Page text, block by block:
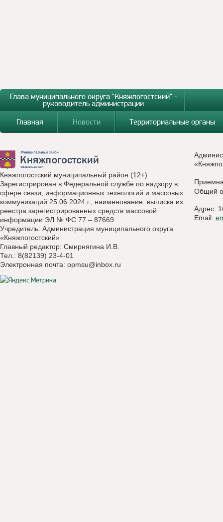
Глава муниципального округа "Княжпогостский" -
руководитель администрации
Главная
Новости Территориальные органы
Княжпогостский муниципальный район (12+)
Зарегистрирован в Федеральной службе по надзору в
сфере связи, информационных технологий и массовых
коммуникаций 25.06.2024 г., наименование: выписка из
реестра зарегистрированных средств массовой
информации ЭЛ № ФС 77 – 87669
Учредитель: Администрация муниципального округа
«Княжпогостский»
Главный редактор: Смирнягина И.В.
Тел.: 8(82139) 23-4-01
Электронная почта: opmsu@inbox.ru
Общий
Адрес:
Email: